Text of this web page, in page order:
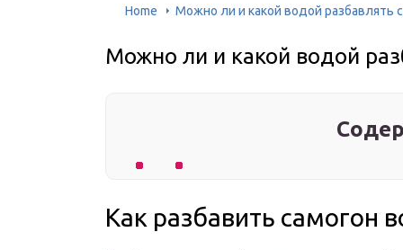
Home Можно ли и какой водой разбавлять
Можно ли и какой водой
Как разбавить самогон